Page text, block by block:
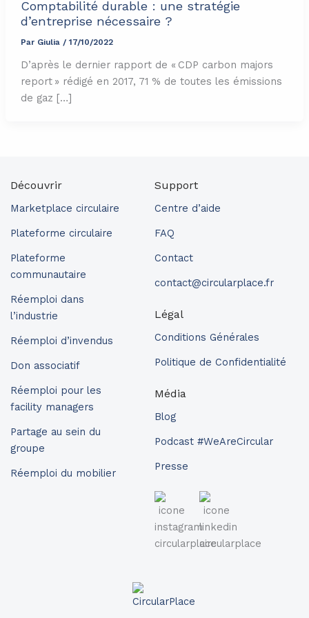
Comptabilité durable : une stratégie
d’entreprise nécessaire ?
Par Giulia / 17/10/2022
D’après le dernier rapport de « CDP carbon majors
report » rédigé en 2017, 71 % de toutes les émissions
de gaz […]
Découvrir
Marketplace circulaire
Plateforme circulaire
Plateforme
communautaire
Réemploi dans
l’industrie
Réemploi d’invendus
Don associatif
Réemploi pour les
facility managers
Partage au sein du
groupe
Réemploi du mobilier
Support
Centre d’aide
FAQ
Contact
contact@circularplace.fr
Légal
Conditions Générales
Politique de Confidentialité
Média
Blog
Podcast #WeAreCircular
Presse